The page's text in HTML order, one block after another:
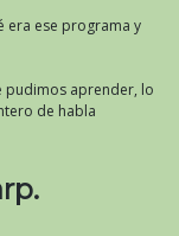
era ese programa y
pudimos aprender, lo
de habla